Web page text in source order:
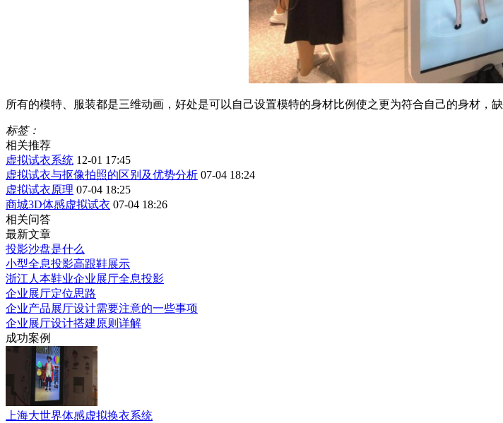
所有的模特、服装都是三维动画，好处是可以自己设置模特的身材比例使之更为符合自己的身材，
标签：
相关推荐
虚拟试衣系统 12-01 17:45
虚拟试衣与抠像拍照的区别及优势分析 07-04 18:24
虚拟试衣原理 07-04 18:25
商城3D体感虚拟试衣 07-04 18:26
相关问答
最新文章
投影沙盘是什么
小型全息投影高跟鞋展示
浙江人本鞋业企业展厅全息投影
企业展厅定位思路
企业产品展厅设计需要注意的一些事项
企业展厅设计搭建原则详解
成功案例
上海大世界体感虚拟换衣系统